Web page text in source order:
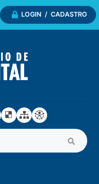
LOGIN / CADASTRO